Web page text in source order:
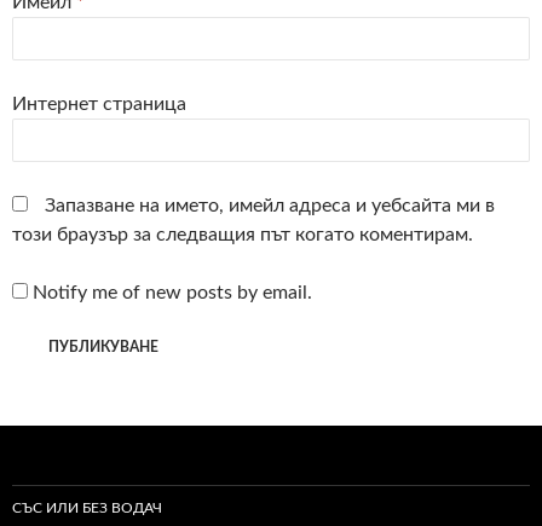
Интернет страница
Запазване на името, имейл адреса и уебсайта ми в
този браузър за следващия път когато коментирам.
Notify me of new posts by email.
СЪС ИЛИ БЕЗ ВОДАЧ